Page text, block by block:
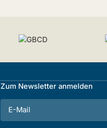
Zum Newsletter anmelden